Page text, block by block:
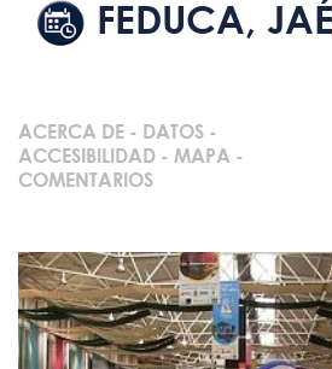
FEDUCA,
ACERCA DE - DATOS -
ACCESIBILIDAD - MAPA -
COMENTARIOS